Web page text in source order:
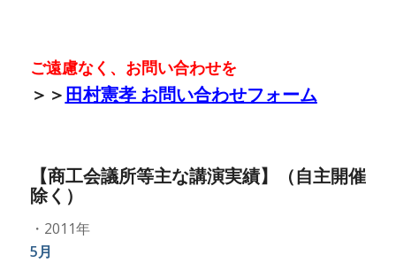
ご遠慮なく、お問い合わせを
＞＞田村憲孝 お問い合わせフォーム
【商工会議所等主な講演実績】（自主開催
除く）
・2011年
5月